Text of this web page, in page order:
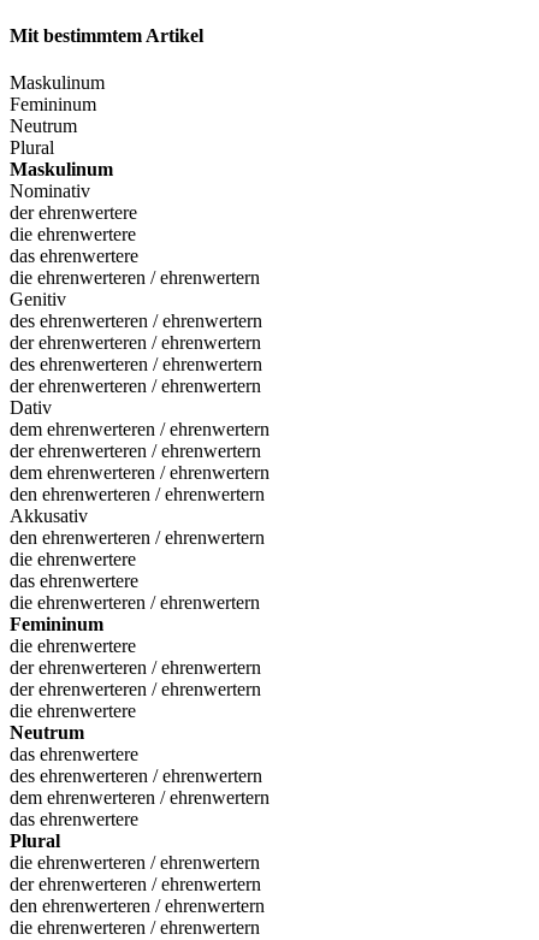
Mit bestimmtem Artikel
Maskulinum
Femininum
Neutrum
Plural
Maskulinum
Nominativ
der ehrenwertere
die ehrenwertere
das ehrenwertere
die ehrenwerteren / ehrenwertern
Genitiv
des ehrenwerteren / ehrenwertern
der ehrenwerteren / ehrenwertern
des ehrenwerteren / ehrenwertern
der ehrenwerteren / ehrenwertern
Dativ
dem ehrenwerteren / ehrenwertern
der ehrenwerteren / ehrenwertern
dem ehrenwerteren / ehrenwertern
den ehrenwerteren / ehrenwertern
Akkusativ
den ehrenwerteren / ehrenwertern
die ehrenwertere
das ehrenwertere
die ehrenwerteren / ehrenwertern
Femininum
die ehrenwertere
der ehrenwerteren / ehrenwertern
der ehrenwerteren / ehrenwertern
die ehrenwertere
Neutrum
das ehrenwertere
des ehrenwerteren / ehrenwertern
dem ehrenwerteren / ehrenwertern
das ehrenwertere
Plural
die ehrenwerteren / ehrenwertern
der ehrenwerteren / ehrenwertern
den ehrenwerteren / ehrenwertern
die ehrenwerteren / ehrenwertern